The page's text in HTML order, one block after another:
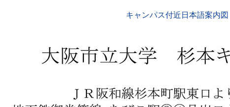
キャンパス付近日本語案内図